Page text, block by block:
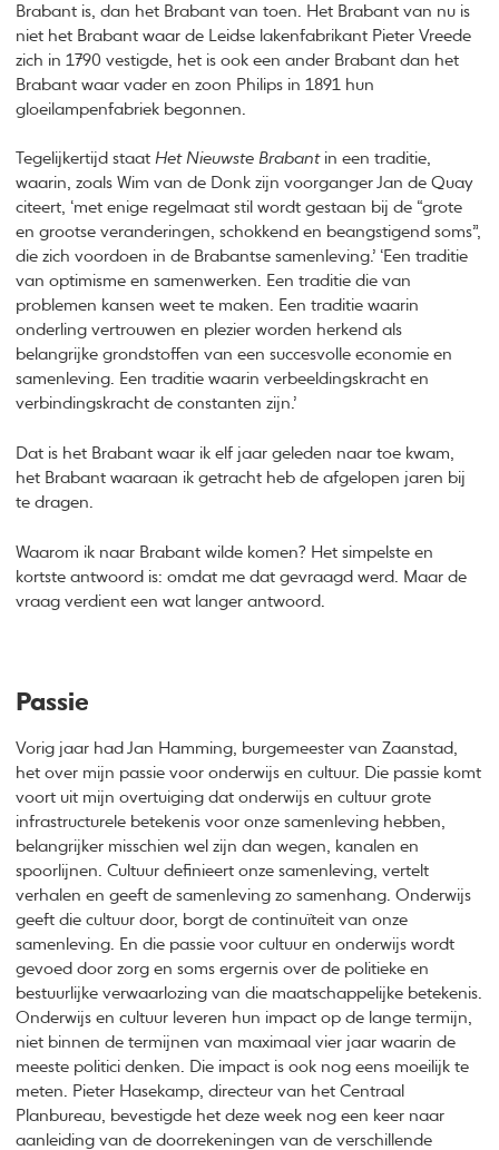
Brabant is, dan het Brabant van toen. Het Brabant van nu is
niet het Brabant waar de Leidse lakenfabrikant Pieter Vreede
zich in 1790 vestigde, het is ook een ander Brabant dan het
Brabant waar vader en zoon Philips in 1891 hun
gloeilampenfabriek begonnen.
Tegelijkertijd staatHet Nieuwste Brabantin een traditie,
waarin, zoals Wim van de Donk zijn voorganger Jan de Quay
citeert, ‘met enige regelmaat stil wordt gestaan bij de “grote
en grootse veranderingen, schokkend en beangstigend soms”,
die zich voordoen in de Brabantse samenleving.’ ‘Een traditie
van optimisme en samenwerken. Een traditie die van
problemen kansen weet te maken. Een traditie waarin
onderling vertrouwen en plezier worden herkend als
belangrijke grondstoffen van een succesvolle economie en
samenleving. Een traditie waarin verbeeldingskracht en
verbindingskracht de constanten zijn.’
Dat is het Brabant waar ik elf jaar geleden naar toe kwam,
het Brabant waaraan ik getracht heb de afgelopen jaren bij
te dragen.
Waarom ik naar Brabant wilde komen? Het simpelste en
kortste antwoord is: omdat me dat gevraagd werd. Maar de
vraag verdient een wat langer antwoord.
Passie
Vorig jaar had Jan Hamming, burgemeester van Zaanstad,
het over mijn passie voor onderwijs en cultuur. Die passie komt
voort uit mijn overtuiging dat onderwijs en cultuur grote
infrastructurele betekenis voor onze samenleving hebben,
belangrijker misschien wel zijn dan wegen, kanalen en
spoorlijnen. Cultuur definieert onze samenleving, vertelt
verhalen en geeft de samenleving zo samenhang. Onderwijs
geeft die cultuur door, borgt de continuïteit van onze
samenleving. En die passie voor cultuur en onderwijs wordt
gevoed door zorg en soms ergernis over de politieke en
bestuurlijke verwaarlozing van die maatschappelijke betekenis.
Onderwijs en cultuur leveren hun impact op de lange termijn,
niet binnen de termijnen van maximaal vier jaar waarin de
meeste politici denken. Die impact is ook nog eens moeilijk te
meten. Pieter Hasekamp, directeur van het Centraal
Planbureau, bevestigde het deze week nog een keer naar
aanleiding van de doorrekeningen van de verschillende